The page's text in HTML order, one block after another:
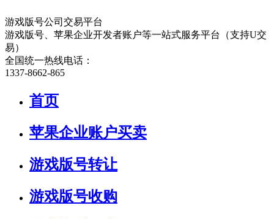
游戏版号公司交易平台
游戏版号、苹果企业开发者账户等一站式服务平台（支持U交
易）
全国统一热线电话：
1337-8662-865
首页
苹果企业账户买卖
游戏版号转让
游戏版号收购